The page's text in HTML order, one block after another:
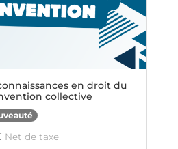
en droit du
collective
Net de taxe